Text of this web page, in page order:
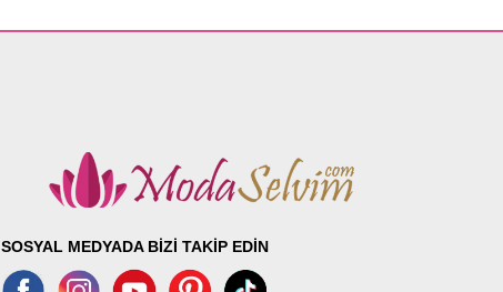
SOSYAL MEDYADA BİZİ TAKİP EDİN